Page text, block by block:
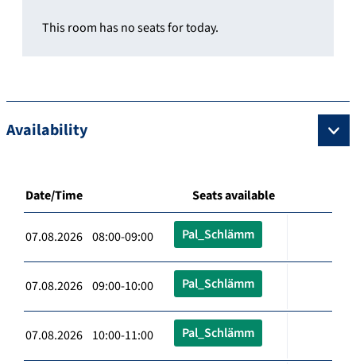
This room has no seats for today.
Availability
Date/Time Seats available
07.08.2026 08:00-09:00 Pal_Schlämm
07.08.2026 09:00-10:00 Pal_Schlämm
07.08.2026 10:00-11:00 Pal_Schlämm